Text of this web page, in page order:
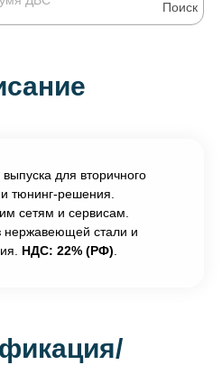
для вторичного
тюнинг-решения.
сетям и сервисам.
нержавеющей стали и
НДС: 22% (РФ)